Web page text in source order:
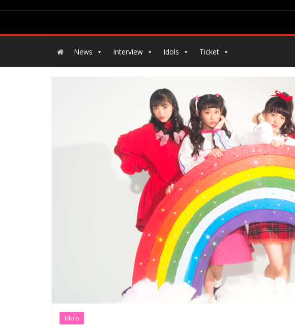
News Interview Idols Ticket
Idols